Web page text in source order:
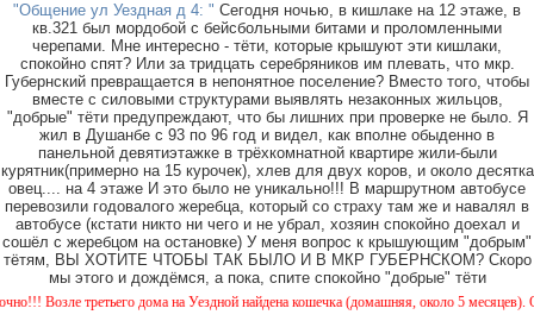
"Общение ул Уездная д 4: " Сегодня ночью, в кишлаке на 12 этаже, в
кв.321 был мордобой с бейсбольными битами и проломленными
черепами. Мне интересно - тёти, которые крышуют эти кишлаки,
спокойно спят? Или за тридцать серебряников им плевать, что мкр.
Губернский превращается в непонятное поселение? Вместо того, чтобы
вместе с силовыми структурами выявлять незаконных жильцов,
"добрые" тёти предупреждают, что бы лишних при проверке не было. Я
жил в Душанбе с 93 по 96 год и видел, как вполне обыденно в
панельной девятиэтажке в трёхкомнатной квартире жили-были
курятник(примерно на 15 курочек), хлев для двух коров, и около десятка
овец.... на 4 этаже И это было не уникально!!! В маршрутном автобусе
перевозили годовалого жеребца, который со страху там же и навалял в
автобусе (кстати никто ни чего и не убрал, хозяин спокойно доехал и
сошёл с жеребцом на остановке) У меня вопрос к крышующим "добрым"
тётям, ВЫ ХОТИТЕ ЧТОБЫ ТАК БЫЛО И В МКР ГУБЕРНСКОМ? Скоро
мы этого и дождёмся, а пока, спите спокойно "добрые" тёти
Возле третьего дома на Уездной найдена кошечка (домашняя, около 5 месяцев).